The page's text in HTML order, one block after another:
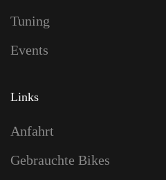
Tuning
Events
Links
Anfahrt
Gebrauchte Bikes